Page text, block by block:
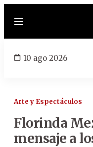
Menú
10 ago 2026
Arte y Espectáculos
Florinda
mensaje a